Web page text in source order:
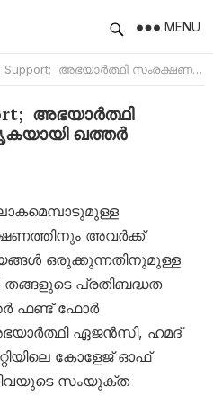
MENU
അഭയാർത്ഥി സംരക്ഷണത്തിൽ മാതൃകയായി ഖത്തർ
അഭയാർത്ഥി
ഖത്തർ
അവർക്ക്
ഒരുക്കുന്നതിനുമുള്ള
പ്രതിബദ്ധത
ഫണ്ട് ഫോർ
ഏജൻസി, ഹമദ്
കോളേജ് ഓഫ്
സംയുക്ത